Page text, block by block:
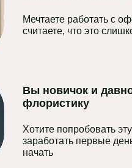
Мечтаете работать с
считаете, что это
Вы новичок и
флористику
Хотите попробовать
заработать первые
начать